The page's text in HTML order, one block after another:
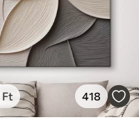
Ft 418